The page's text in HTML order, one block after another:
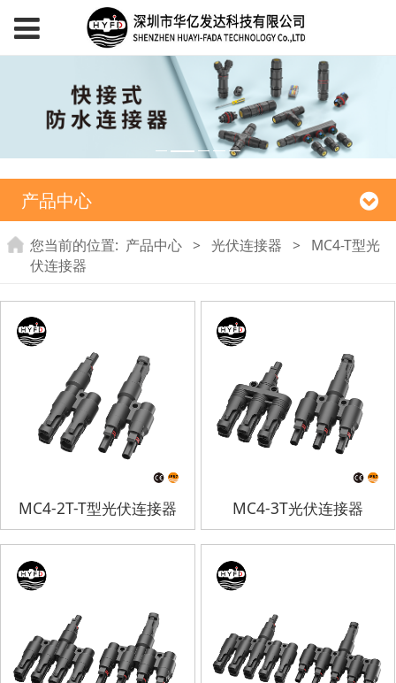
产品中心
您当前的位置: 产品中心 > 光伏连接器 >
MC4-T型光
伏连接器
MC4-2T-T型光伏连接器 MC4-3T光伏连接器